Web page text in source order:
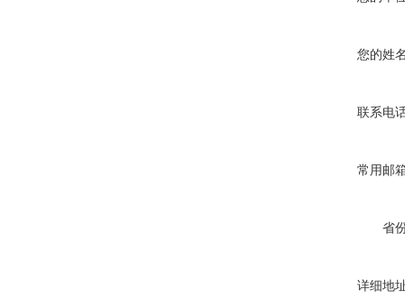
您的姓
联系电
常用邮
省
详细地